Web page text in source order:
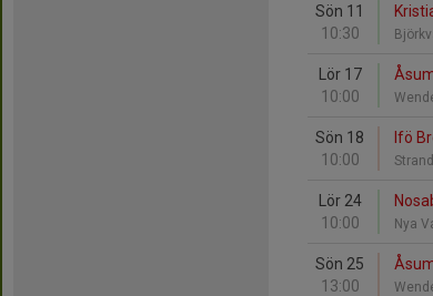
Sön 11
10:30
Lör 17
10:00
Sön 18
10:00
Ifö
Lör 24
10:00
Nya
Sön 25
13:00